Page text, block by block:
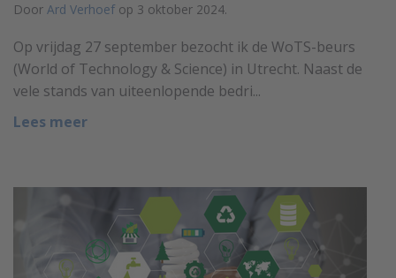
Door Ard Verhoef op 3 oktober 2024.
Op vrijdag 27 september bezocht ik de WoTS-beurs
(World of Technology & Science) in Utrecht. Naast de
vele stands van uiteenlopende bedri...
Lees meer